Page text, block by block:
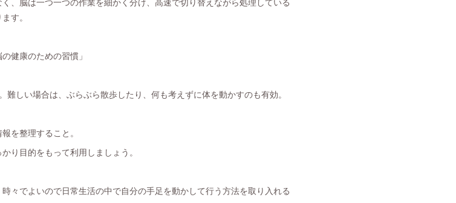
す。
健康のための習慣」
しい場合は、ぶらぶら散歩したり、何も考えずに体を動かすのも有効。
を整理すること。
目的をもって利用しましょう。
々でよいので日常生活の中で自分の手足を動かして行う方法を取り入れる